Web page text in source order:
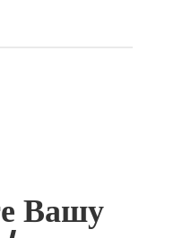
Вашу